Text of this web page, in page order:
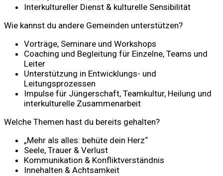
Interkultureller Dienst & kulturelle Sensibilität
Wie kannst du andere Gemeinden unterstützen?
Vorträge, Seminare und Workshops
Coaching und Begleitung für Einzelne, Teams und
Leiter
Unterstützung in Entwicklungs- und
Leitungsprozessen
Impulse für Jüngerschaft, Teamkultur, Heilung und
interkulturelle Zusammenarbeit
Welche Themen hast du bereits gehalten?
„Mehr als alles: behüte dein Herz“
Seele, Trauer & Verlust
Kommunikation & Konfliktverständnis
Innehalten & Achtsamkeit